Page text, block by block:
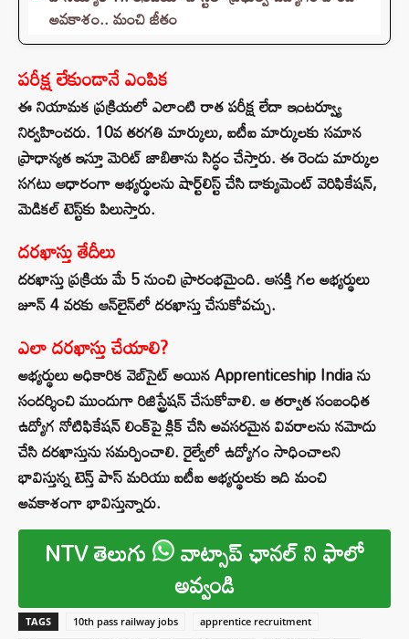
అవకాశం.. మంచి జీతం
పరీక్ష లేకుండానే ఎంపిక
ఈ నియామక ప్రక్రియలో ఎలాంటి రాత పరీక్ష లేదా ఇంటర్వ్యూ
నిర్వహించరు. 10వ తరగతి మార్కులు, ఐటీఐ మార్కులకు సమాన
ప్రాధాన్యత ఇస్తూ మెరిట్ జాబితాను సిద్ధం చేస్తారు. ఈ రెండు మార్కుల
సగటు ఆధారంగా అభ్యర్థులను షార్ట్‌లిస్ట్ చేసి డాక్యుమెంట్ వెరిఫికేషన్,
మెడికల్ టెస్ట్‌కు పిలుస్తారు.
దరఖాస్తు తేదీలు
దరఖాస్తు ప్రక్రియ మే 5 నుంచి ప్రారంభమైంది. ఆసక్తి గల అభ్యర్థులు
జూన్ 4 వరకు ఆన్‌లైన్‌లో దరఖాస్తు చేసుకోవచ్చు.
ఎలా దరఖాస్తు చేయాలి?
అభ్యర్థులు అధికారిక వెబ్‌సైట్ అయిన Apprenticeship India ను
సందర్శించి ముందుగా రిజిస్ట్రేషన్ చేసుకోవాలి. ఆ తర్వాత సంబంధిత
ఉద్యోగ నోటిఫికేషన్ లింక్‌పై క్లిక్ చేసి అవసరమైన వివరాలను నమోదు
చేసి దరఖాస్తును సమర్పించాలి. రైల్వేలో ఉద్యోగం సాధించాలని
భావిస్తున్న టెన్త్ పాస్ మరియు ఐటీఐ అభ్యర్థులకు ఇది మంచి
అవకాశంగా భావిస్తున్నారు.
NTV తెలుగు వాట్సాప్ ఛానల్ ని ఫాలో
అవ్వండి
TAGS 10th pass railway jobs
apprentice recruitment